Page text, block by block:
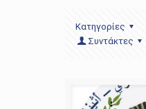
Κατηγορίες
Συντάκτες